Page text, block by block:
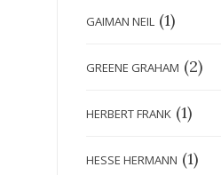
GAIMAN NEIL (1)
GREENE GRAHAM (2)
HERBERT FRANK (1)
HESSE HERMANN (1)